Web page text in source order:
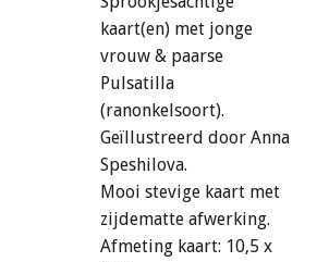
kaart(en) met jonge
vrouw & paarse
Pulsatilla
(ranonkelsoort).
Geïllustreerd door Anna
Speshilova.
Mooi stevige kaart met
zijdematte afwerking.
Afmeting kaart: 10,5 x